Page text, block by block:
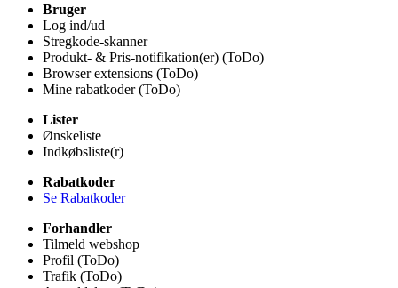
Bruger
Log ind/ud
Stregkode-skanner
Produkt- & Pris-notifikation(er) (ToDo)
Browser extensions (ToDo)
Mine rabatkoder (ToDo)
Lister
Ønskeliste
Indkøbsliste(r)
Rabatkoder
Se Rabatkoder
Forhandler
Tilmeld webshop
Profil (ToDo)
Trafik (ToDo)